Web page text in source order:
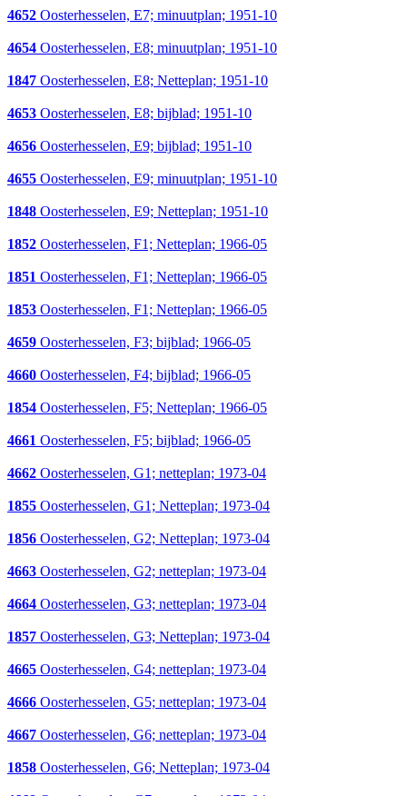
4652 Oosterhesselen, E7; minuutplan; 1951-10
4654 Oosterhesselen, E8; minuutplan; 1951-10
1847 Oosterhesselen, E8; Netteplan; 1951-10
4653 Oosterhesselen, E8; bijblad; 1951-10
4656 Oosterhesselen, E9; bijblad; 1951-10
4655 Oosterhesselen, E9; minuutplan; 1951-10
1848 Oosterhesselen, E9; Netteplan; 1951-10
1852 Oosterhesselen, F1; Netteplan; 1966-05
1851 Oosterhesselen, F1; Netteplan; 1966-05
1853 Oosterhesselen, F1; Netteplan; 1966-05
4659 Oosterhesselen, F3; bijblad; 1966-05
4660 Oosterhesselen, F4; bijblad; 1966-05
1854 Oosterhesselen, F5; Netteplan; 1966-05
4661 Oosterhesselen, F5; bijblad; 1966-05
4662 Oosterhesselen, G1; netteplan; 1973-04
1855 Oosterhesselen, G1; Netteplan; 1973-04
1856 Oosterhesselen, G2; Netteplan; 1973-04
4663 Oosterhesselen, G2; netteplan; 1973-04
4664 Oosterhesselen, G3; netteplan; 1973-04
1857 Oosterhesselen, G3; Netteplan; 1973-04
4665 Oosterhesselen, G4; netteplan; 1973-04
4666 Oosterhesselen, G5; netteplan; 1973-04
4667 Oosterhesselen, G6; netteplan; 1973-04
1858 Oosterhesselen, G6; Netteplan; 1973-04